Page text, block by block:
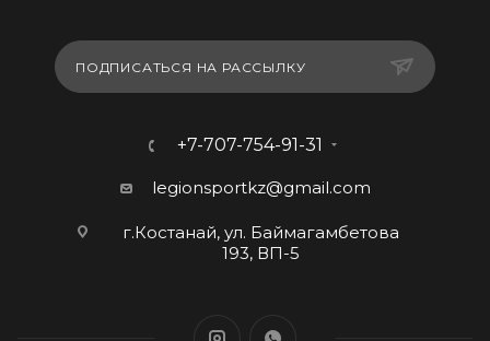
ПОДПИСАТЬСЯ НА РАССЫЛКУ
+7-707-754-91-31
legionsportkz@gmail.com
г.Костанай, ул. Баймагамбетова
193, ВП-5